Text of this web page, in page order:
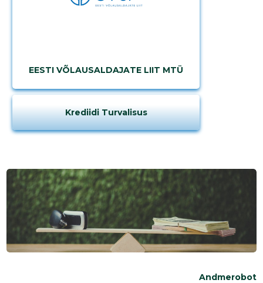
EESTI VÕLAUSALDAJATE LIIT MTÜ
Krediidi Turvalisus
Andmerobot